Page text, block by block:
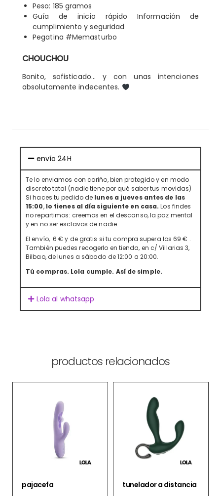
Peso: 185 gramos
Guía de inicio rápido Información de
cumplimiento y seguridad
Pegatina #Memasturbo
CHOUCHOU
Bonito, sofisticado… y con unas intenciones
absolutamente indecentes.
envío 24H
Te lo enviamos con cariño, bien protegido y en modo
discreto total (nadie tiene por qué saber tus movidas)
Si haces tu pedido de lunes a jueves antes de las
15:00, lo tienes al día siguiente en casa.Los findes
no repartimos: creemos en el descanso, la paz mental
y en no ser esclavos de nadie.
El envío, 6 € y de gratis si tu compra supera los 69 € .
También puedes recogerlo en tienda, en c/ Villarias 3,
Bilbao, de lunes a sábado de 12:00 a 20:00.
Tú compras. Lola cumple. Así de simple.
Lola al whatsapp
productos relacionados
pajacefa tunelador a distancia